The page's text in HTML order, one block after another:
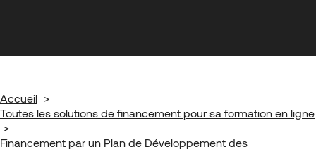
Accueil
Toutes les solutions de financement pour sa formation en ligne
Financement par un Plan de Développement des